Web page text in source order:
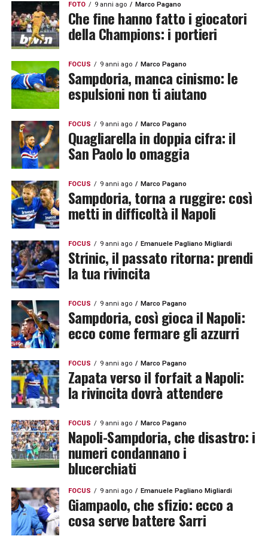
FOTO 9 anni ago Marco Pagano
Che fine hanno fatto i giocatori
della Champions: i portieri
FOCUS 9 anni ago Marco Pagano
Sampdoria, manca cinismo: le
espulsioni non ti aiutano
FOCUS 9 anni ago Marco Pagano
Quagliarella in doppia cifra: il
San Paolo lo omaggia
FOCUS 9 anni ago Marco Pagano
Sampdoria, torna a ruggire: così
metti in difficoltà il Napoli
FOCUS 9 anni ago Emanuele Pagliano Migliardi
Strinic, il passato ritorna: prendi
la tua rivincita
FOCUS 9 anni ago Marco Pagano
Sampdoria, così gioca il Napoli:
ecco come fermare gli azzurri
FOCUS 9 anni ago Marco Pagano
Zapata verso il forfait a Napoli:
la rivincita dovrà attendere
FOCUS 9 anni ago Marco Pagano
Napoli-Sampdoria, che disastro: i
numeri condannano i
blucerchiati
FOCUS 9 anni ago Emanuele Pagliano Migliardi
Giampaolo, che sfizio: ecco a
cosa serve battere Sarri